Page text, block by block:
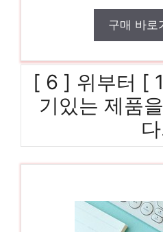
구매 바로
[ 6 ] 위부터 [
기있는 제품